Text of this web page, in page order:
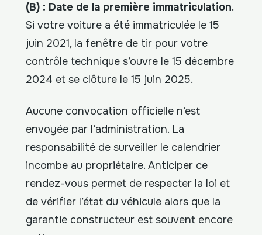
(B) : Date de la première immatriculation.
Si votre voiture a été immatriculée le 15
juin 2021, la fenêtre de tir pour votre
contrôle technique s’ouvre le 15 décembre
2024 et se clôture le 15 juin 2025.
Aucune convocation officielle n’est
envoyée par l’administration. La
responsabilité de surveiller le calendrier
incombe au propriétaire. Anticiper ce
rendez-vous permet de respecter la loi et
de vérifier l’état du véhicule alors que la
garantie constructeur est souvent encore